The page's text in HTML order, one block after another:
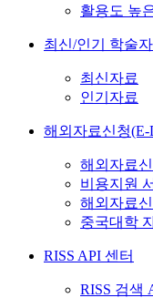
활용도 높
최신/인기 학술
최신자료
인기자료
해외자료신청(E-
해외자료
비용지원
해외자료
중국대학
RISS API 센터
RISS 검색